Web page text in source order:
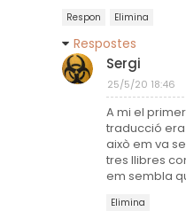
Respon Elimina
Respostes
Sergi
25/5/20 18:46
A mi el
traducció
això em va
tres llibres
em sembla
Elimina